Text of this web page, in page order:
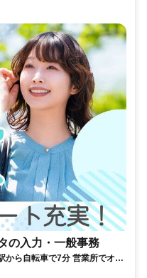
の入力・一般事務
から自転車で7分 営業所でオフ